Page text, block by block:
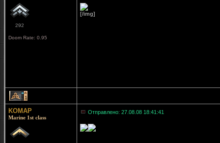
292
Doom Rate: 0.95
[/img]
1
KOMAP
Marine 1st class
Отправлено: 27.08.08 18:41:41